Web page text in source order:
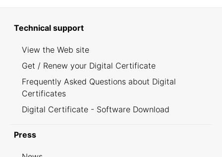
Technical support
View the Web site
Get / Renew your Digital Certificate
Frequently Asked Questions about Digital
Certificates
Digital Certificate - Software Download
Press